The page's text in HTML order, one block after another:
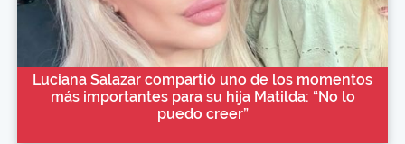
Luciana Salazar compartió uno de los momentos
más importantes para su hija Matilda: “No lo
puedo creer”